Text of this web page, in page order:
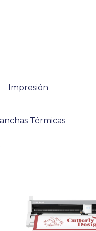
Impresión
Térmicas